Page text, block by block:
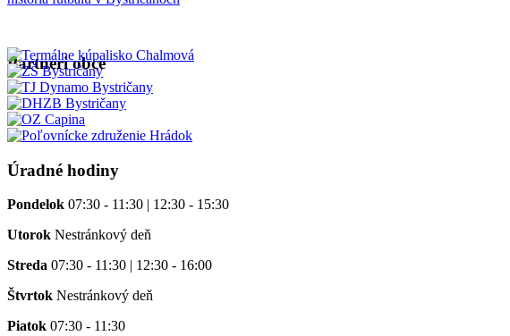
Partneri obce
Úradné hodiny
Pondelok 07:30 - 11:30 | 12:30 - 15:30
Utorok Nestránkový deň
Streda 07:30 - 11:30 | 12:30 - 16:00
Štvrtok Nestránkový deň
Piatok 07:30 - 11:30